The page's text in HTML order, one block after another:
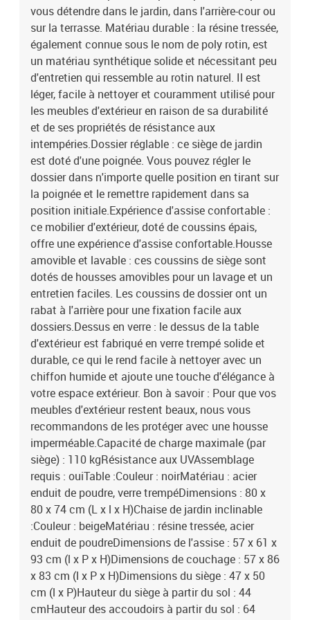
é)Dimensions du coussin de dossier : 66 x 48 x 11 cm (L x l x é)La
livraison contient :1 x table de jardin4 x chaise de jardin
inclinable4 x coussin de dossier4 x coussin de siège avec housse
amovible et lavable
vous détendre dans le jardin, dans l'arrière-cour ou
sur la terrasse. Matériau durable : la résine tressée,
également connue sous le nom de poly rotin, est
un matériau synthétique solide et nécessitant peu
d'entretien qui ressemble au rotin naturel. Il est
léger, facile à nettoyer et couramment utilisé pour
les meubles d'extérieur en raison de sa durabilité
et de ses propriétés de résistance aux
intempéries.Dossier réglable : ce siège de jardin
est doté d'une poignée. Vous pouvez régler le
dossier dans n'importe quelle position en tirant sur
la poignée et le remettre rapidement dans sa
position initiale.Expérience d'assise confortable :
ce mobilier d'extérieur, doté de coussins épais,
offre une expérience d'assise confortable.Housse
amovible et lavable : ces coussins de siège sont
dotés de housses amovibles pour un lavage et un
entretien faciles. Les coussins de dossier ont un
rabat à l'arrière pour une fixation facile aux
dossiers.Dessus en verre : le dessus de la table
d'extérieur est fabriqué en verre trempé solide et
durable, ce qui le rend facile à nettoyer avec un
chiffon humide et ajoute une touche d'élégance à
votre espace extérieur. Bon à savoir : Pour que vos
meubles d'extérieur restent beaux, nous vous
recommandons de les protéger avec une housse
imperméable.Capacité de charge maximale (par
siège) : 110 kgRésistance aux UVAssemblage
requis : ouiTable :Couleur : noirMatériau : acier
enduit de poudre, verre trempéDimensions : 80 x
80 x 74 cm (L x l x H)Chaise de jardin inclinable
:Couleur : beigeMatériau : résine tressée, acier
enduit de poudreDimensions de l'assise : 57 x 61 x
93 cm (l x P x H)Dimensions de couchage : 57 x 86
x 83 cm (l x P x H)Dimensions du siège : 47 x 50
cm (l x P)Hauteur du siège à partir du sol : 44
cmHauteur des accoudoirs à partir du sol : 64